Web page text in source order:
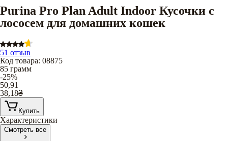
Purina Pro Plan Adult Indoor Кусочки с
лососем для домашних кошек
51 отзыв
Код товара: 08875
85 грамм
-25%
50,91
38,18₴
Купить
Характеристики
Смотреть все